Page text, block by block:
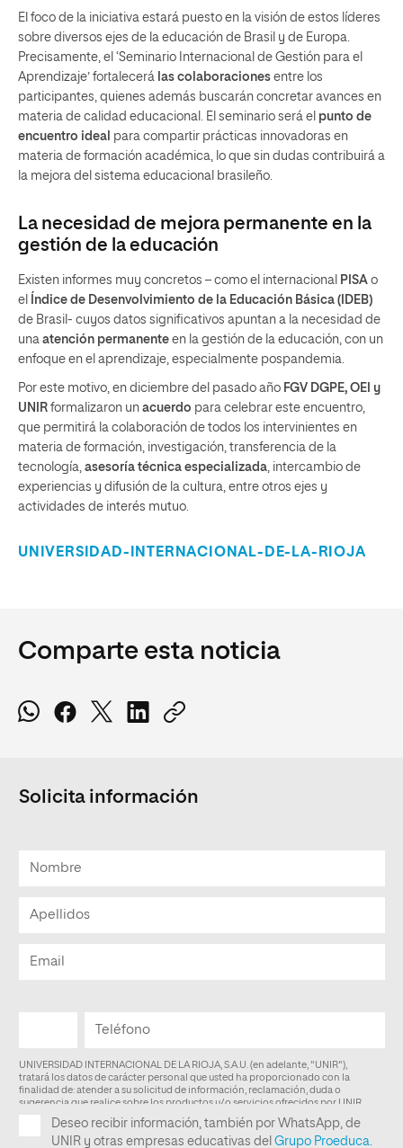
El foco de la iniciativa estará puesto en la visión de estos líderes
sobre diversos ejes de la educación de Brasil y de Europa.
Precisamente, el ‘Seminario Internacional de Gestión para el
Aprendizaje’ fortalecerá las colaboraciones entre los
participantes, quienes además buscarán concretar avances en
materia de calidad educacional. El seminario será el punto de
encuentro ideal para compartir prácticas innovadoras en
materia de formación académica, lo que sin dudas contribuirá a
la mejora del sistema educacional brasileño.
La necesidad de mejora permanente en la
gestión de la educación
Existen informes muy concretos – como el internacional PISA o
el
Índice de Desenvolvimiento de la Educación Básica (IDEB)
de Brasil- cuyos datos significativos apuntan a la necesidad de
una atención permanente en la gestión de la educación, con un
enfoque en el aprendizaje, especialmente pospandemia.
Por este motivo, en diciembre del pasado año FGV DGPE, OEI y
UNIR formalizaron un acuerdo para celebrar este encuentro,
que permitirá la colaboración de todos los intervinientes en
materia de formación, investigación, transferencia de la
tecnología, asesoría técnica especializada , intercambio de
experiencias y difusión de la cultura, entre otros ejes y
actividades de interés mutuo.
UNIVERSIDAD-INTERNACIONAL-DE-LA-RIOJA
Comparte esta noticia
Solicita información